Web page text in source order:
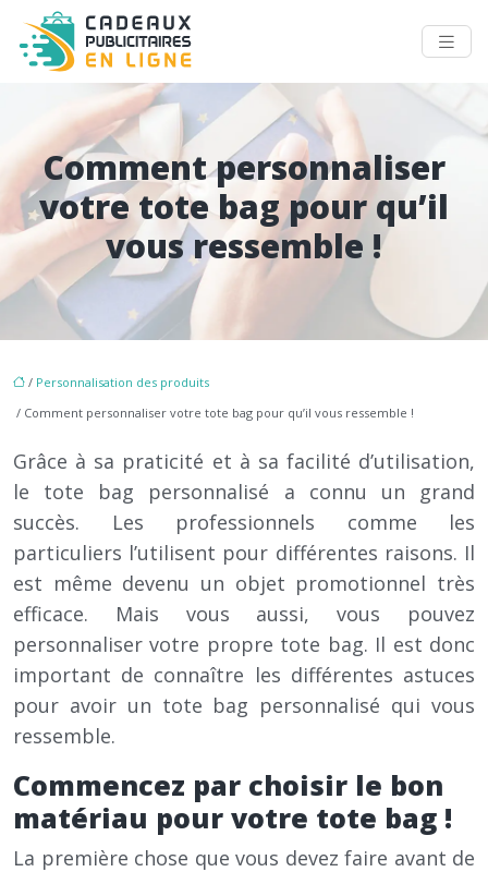
Comment personnaliser
votre tote bag pour qu’il
vous ressemble !
/ Personnalisation des produits
/ Comment personnaliser votre tote bag pour qu’il vous ressemble !
Grâce à sa praticité et à sa facilité d’utilisation,
le tote bag personnalisé a connu un grand
succès. Les professionnels comme les
particuliers l’utilisent pour différentes raisons. Il
est même devenu un objet promotionnel très
efficace. Mais vous aussi, vous pouvez
personnaliser votre propre tote bag. Il est donc
important de connaître les différentes astuces
pour avoir un tote bag personnalisé qui vous
ressemble.
Commencez par choisir le bon
matériau pour votre tote bag !
La première chose que vous devez faire avant de